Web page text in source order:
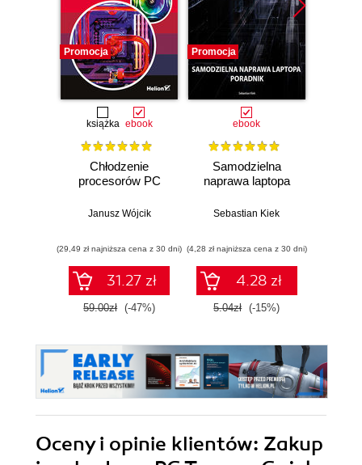
Promocja
książka ebook
Chłodzenie
procesorów PC
Janusz Wójcik
(29,49 zł najniższa cena z 30 dni)
31.27 zł
59.00zł (-47%)
Promocja
ebook
Samodzielna
naprawa laptopa
Sebastian Kiek
(4,28 zł najniższa cena z 30 dni)
4.28 zł
5.04zł (-15%)
Oceny i opinie klientów: Zakup